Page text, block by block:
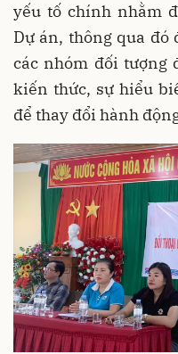
yếu tố chính nhằm
Dự án, thông qua đó
các nhóm đối tượng
kiến thức, sự hiểu
để thay đổi hành